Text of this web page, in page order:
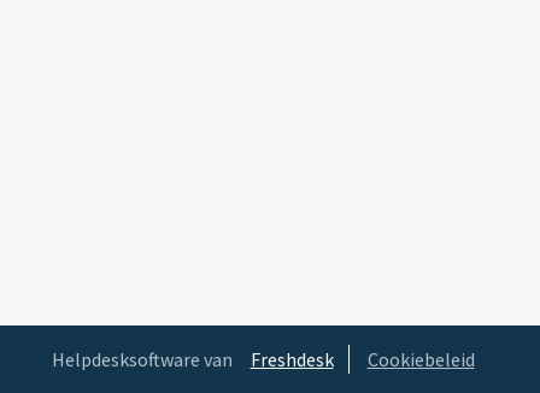
Helpdesksoftware van Freshdesk Cookiebeleid